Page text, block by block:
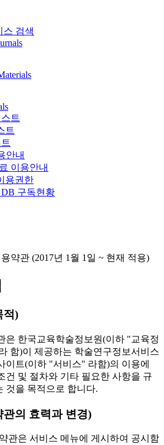
스 검색
트
트
안내
이용안내
용권한
구독현황
약관 (2017년 1월 1일 ~ 현재 적용)
적)
은 한국교육학술정보원(이하 "교육정
함)이 제공하는 학술연구정보서비스
이트(이하 "서비스" 라함)의 이용에
건 및 절차와 기타 필요한 사항을 규
것을 목적으로 합니다.
관의 효력과 변경)
관은 서비스 메뉴에 게시하여 공시함